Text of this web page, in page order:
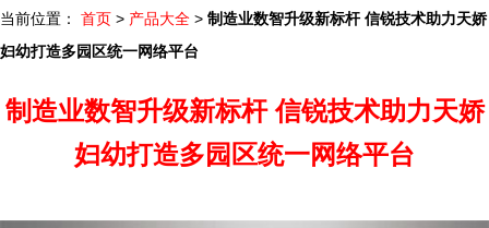
当前位置： 首页 > 产品大全 > 制造业数智升级新标杆 信锐技术助力天娇
妇幼打造多园区统一网络平台
制造业数智升级新标杆 信锐技术助力天娇
妇幼打造多园区统一网络平台